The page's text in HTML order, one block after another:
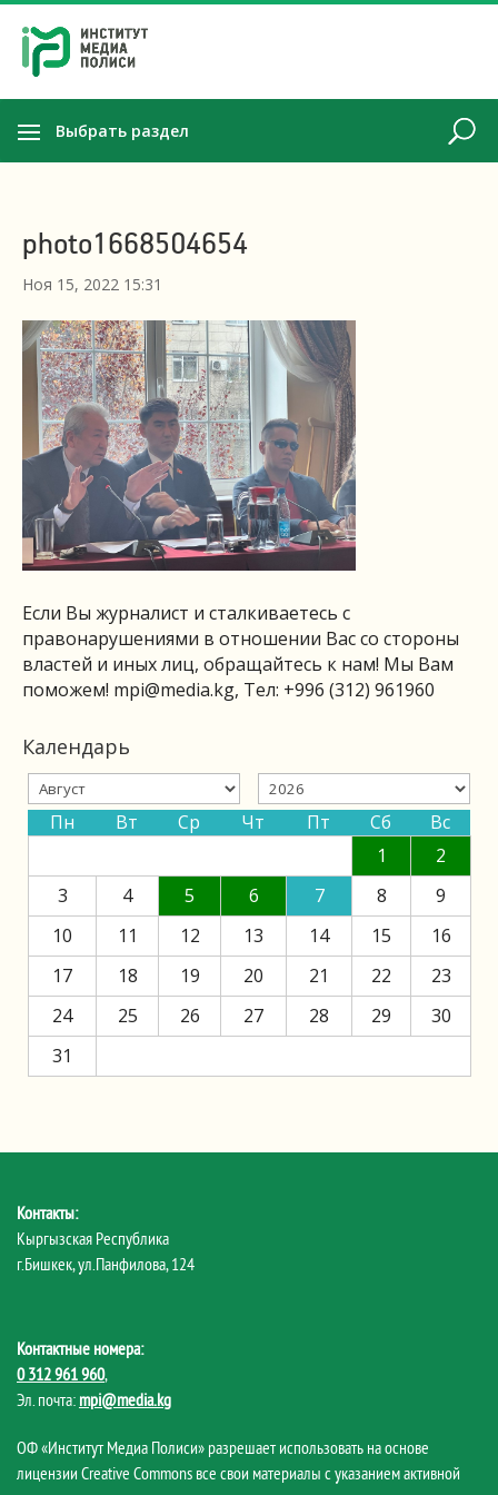
Выбрать раздел
photo1668504654
Ноя 15, 2022 15:31
Если Вы журналист и сталкиваетесь с
правонарушениями в отношении Вас со стороны
властей и иных лиц, обращайтесь к нам! Мы Вам
поможем! mpi@media.kg, Тел: +996 (312) 961960
Календарь
Пн Вт Ср Чт Пт Сб
Вс
1
2
3
4 5 6 7 8
9
10
11 12 13 14 15
16
17
18 19 20 21 22
23
24
25 26 27 28 29
30
31
Контакты:
Кыргызская Республика
г.Бишкек, ул.Панфилова, 124
Контактные номера:
0 312 961 960,
Эл. почта: mpi@media.kg
ОФ «Институт Медиа Полиси» разрешает использовать на основе
лицензии Creative Commons все свои материалы с указанием активной